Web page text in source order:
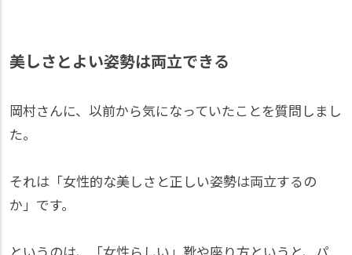
美しさとよい姿勢は両立できる
岡村さんに、以前から気になっていたことを質問しまし
た。
それは「女性的な美しさと正しい姿勢は両立するの
か」です。